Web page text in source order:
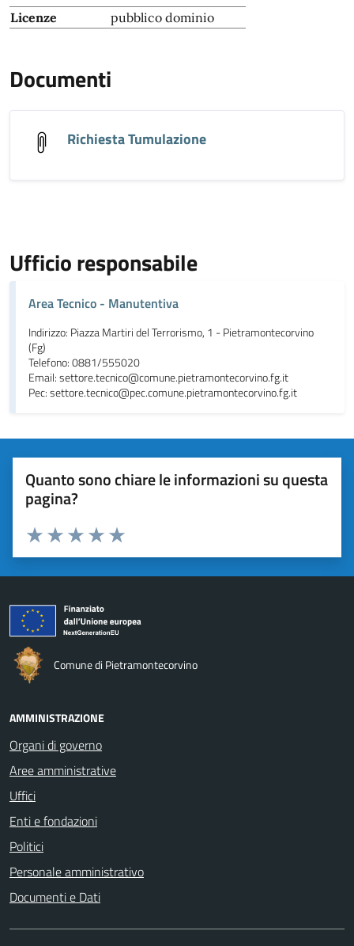
Licenze pubblico dominio
Documenti
Richiesta Tumulazione
Ufficio responsabile
Area Tecnico - Manutentiva
Indirizzo: Piazza Martiri del Terrorismo, 1 - Pietramontecorvino
(Fg)
Telefono: 0881/555020
Email: settore.tecnico@comune.pietramontecorvino.fg.it
Pec: settore.tecnico@pec.comune.pietramontecorvino.fg.it
Quanto sono chiare le informazioni su questa
pagina?
Valuta da 1 a 5 stelle la pagina
Valuta 5 stelle su 5
Valuta 4 stelle su 5
Valuta 3 stelle su 5
Valuta 2 stelle su 5
Valuta 1 stelle su 5
Comune di Pietramontecorvino
AMMINISTRAZIONE
Organi di governo
Aree amministrative
Uffici
Enti e fondazioni
Politici
Personale amministrativo
Documenti e Dati